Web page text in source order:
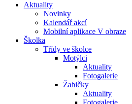
Aktuality
Novinky
Kalendář akcí
Mobilní aplikace V obraze
Školka
Třídy ve školce
Motýlci
Aktuality
Fotogalerie
Žabičky
Aktuality
Fotogalerie